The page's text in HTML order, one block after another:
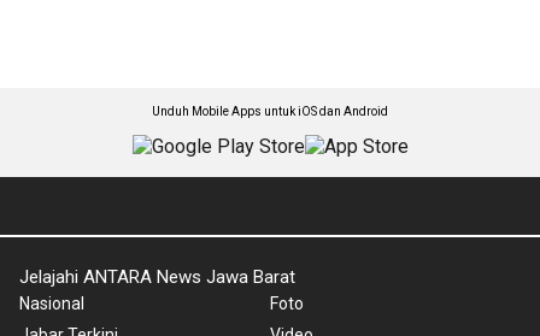
Unduh Mobile Apps untuk iOS dan Android
Jelajahi ANTARA News Jawa Barat
Nasional
Foto